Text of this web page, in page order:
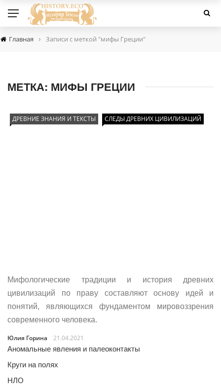
Главная › Записи с меткой "мифы Греции"
МЕТКА: МИФЫ ГРЕЦИИ
ДРЕВНИЕ ЗНАНИЯ И ТЕКСТЫ СЛЕДЫ ДРЕВНИХ ЦИВИЛИЗАЦИЙ
Мифологические традиции и история древних
цивилизаций по праву составляют основу идей и
понятий, являющихся фундаментом мировоззрения
современного человека.
Юлия Горина
21.04.2021
Аномальные явления и палеоконтакты
Круги на полях
НЛО